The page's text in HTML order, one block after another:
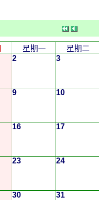
星期一
星期二
2 3
9 10
16 17
23 24
30 31